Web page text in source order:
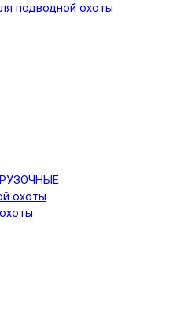
подводной охоты
охоты